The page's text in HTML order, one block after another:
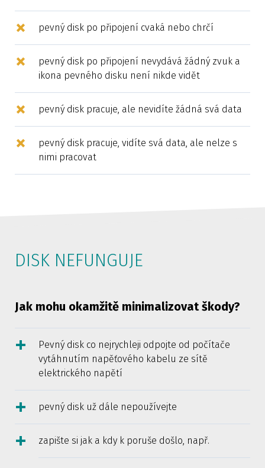
pevný disk po připojení cvaká nebo chrčí
pevný disk po připojení nevydává žádný zvuk a
ikona pevného disku není nikde vidět
pevný disk pracuje, ale nevidíte žádná svá data
pevný disk pracuje, vidíte svá data, ale nelze s
nimi pracovat
DISK NEFUNGUJE
Jak mohu okamžitě minimalizovat škody?
Pevný disk co nejrychleji odpojte od počítače
vytáhnutím napěťového kabelu ze sítě
elektrického napětí
pevný disk už dále nepoužívejte
zapište si jak a kdy k poruše došlo, např.